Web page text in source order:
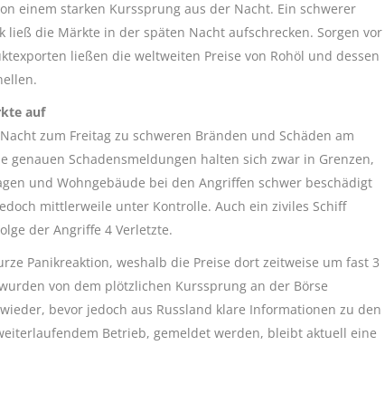
einem starken Kurssprung aus der Nacht. Ein schwerer
die Märkte in der späten Nacht aufschrecken. Sorgen vor
ließen die weltweiten Preise von Rohöl und dessen
auf
zum Freitag zu schweren Bränden und Schäden am
genauen Schadensmeldungen halten sich zwar in Grenzen,
und Wohngebäude bei den Angriffen schwer beschädigt
mittlerweile unter Kontrolle. Auch ein ziviles Schiff
der Angriffe 4 Verletzte.
Panikreaktion, weshalb die Preise dort zeitweise um fast 3
von dem plötzlichen Kurssprung an der Börse
bevor jedoch aus Russland klare Informationen zu den
Betrieb, gemeldet werden, bleibt aktuell eine